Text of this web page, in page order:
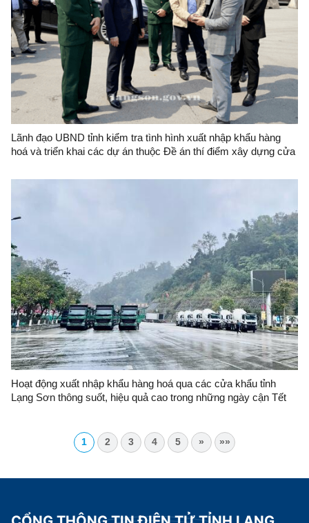
Lãnh đạo UBND tỉnh kiểm tra tình hình xuất nhập khẩu hàng
hoá và triển khai các dự án thuộc Đề án thí điểm xây dựng cửa
Hoạt động xuất nhập khẩu hàng hoá qua các cửa khẩu tỉnh
Lạng Sơn thông suốt, hiệu quả cao trong những ngày cận Tết
1 2 3 4 5 » »»